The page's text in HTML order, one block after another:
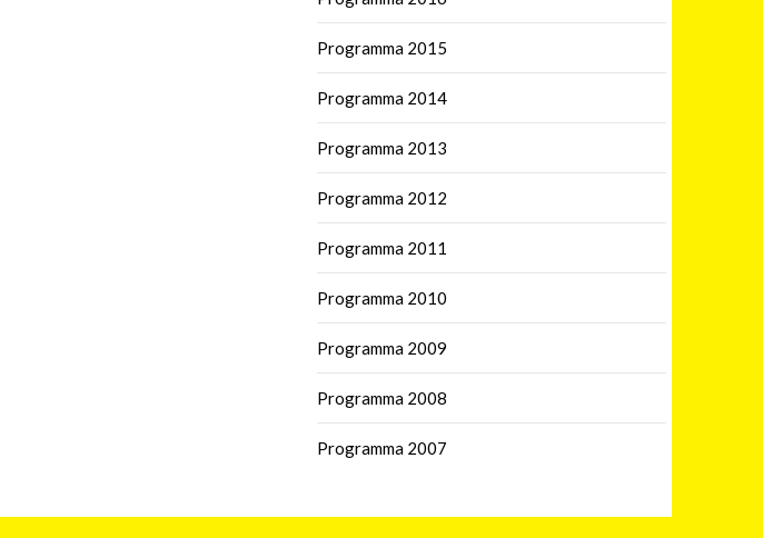
Programma 2015
Programma 2014
Programma 2013
Programma 2012
Programma 2011
Programma 2010
Programma 2009
Programma 2008
Programma 2007